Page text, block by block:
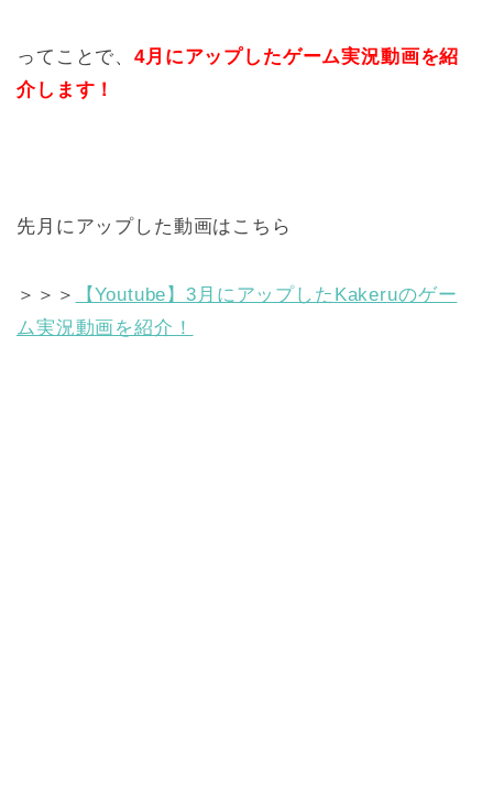
ってことで、4月にアップしたゲーム実況動画を紹
介します！
先月にアップした動画はこちら
＞＞＞
【Youtube】3月にアップしたKakeruのゲー
ム実況動画を紹介！